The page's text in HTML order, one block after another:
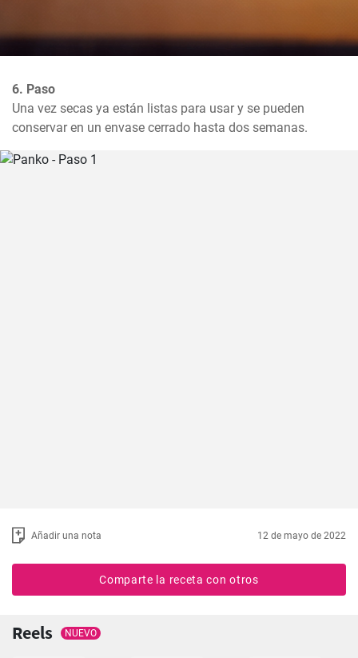
6. Paso
Una vez secas ya están listas para usar y se pueden
conservar en un envase cerrado hasta dos semanas.
Añadir una nota 12 de mayo de 2022
Comparte la receta con otros
Reels NUEVO